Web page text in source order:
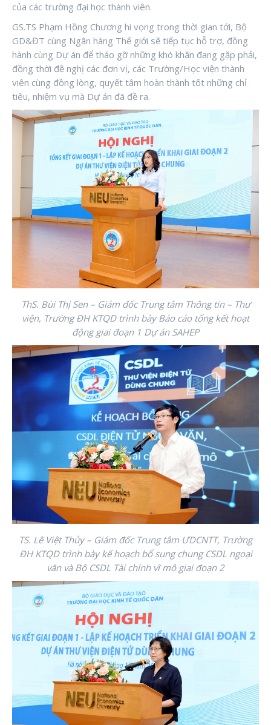
của các trường đại học thành viên.
GS.TS Phạm Hồng Chương hi vọng trong thời gian tới, Bộ
GD&ĐT cùng Ngân hàng Thế giới sẽ tiếp tục hỗ trợ, đồng
hành cùng Dự án để tháo gỡ những khó khăn đang gặp phải,
đồng thời đề nghị các đơn vị, các Trường/Học viện thành
viên cùng đồng lòng, quyết tâm hoàn thành tốt những chỉ
tiêu, nhiệm vụ mà Dự án đã đề ra.
ThS. Bùi Thị Sen – Giám đốc Trung tâm Thông tin – Thư
viện, Trường ĐH KTQD trình bày Báo cáo tổng kết hoạt
động giai đoạn 1 Dự án SAHEP
TS. Lê Việt Thủy – Giám đốc Trung tâm ƯDCNTT, Trường
ĐH KTQD trình bày kế hoạch bổ sung chung CSDL ngoại
văn và Bộ CSDL Tài chính vĩ mô giai đoạn 2